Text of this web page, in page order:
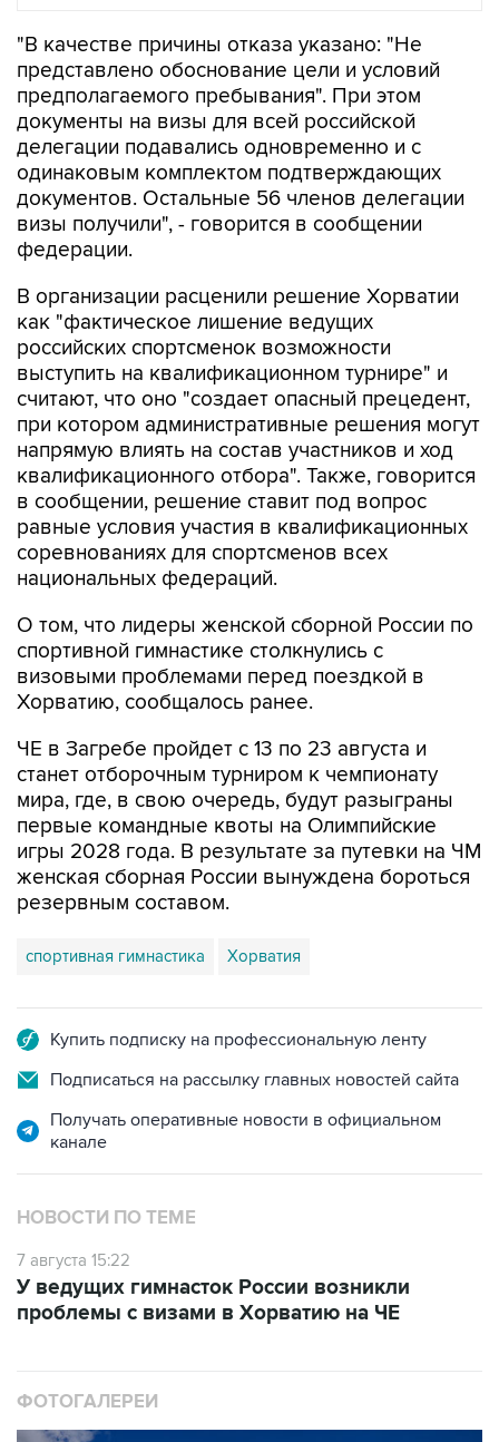
"В качестве причины отказа указано: "Не
представлено обоснование цели и условий
предполагаемого пребывания". При этом
документы на визы для всей российской
делегации подавались одновременно и с
одинаковым комплектом подтверждающих
документов. Остальные 56 членов делегации
визы получили", - говорится в сообщении
федерации.
В организации расценили решение Хорватии
как "фактическое лишение ведущих
российских спортсменок возможности
выступить на квалификационном турнире" и
считают, что оно "создает опасный прецедент,
при котором административные решения могут
напрямую влиять на состав участников и ход
квалификационного отбора". Также, говорится
в сообщении, решение ставит под вопрос
равные условия участия в квалификационных
соревнованиях для спортсменов всех
национальных федераций.
О том, что лидеры женской сборной России по
спортивной гимнастике столкнулись с
визовыми проблемами перед поездкой в
Хорватию, сообщалось ранее.
ЧЕ в Загребе пройдет с 13 по 23 августа и
станет отборочным турниром к чемпионату
мира, где, в свою очередь, будут разыграны
первые командные квоты на Олимпийские
игры 2028 года. В результате за путевки на ЧМ
женская сборная России вынуждена бороться
резервным составом.
спортивная гимнастика Хорватия
Купить подписку на профессиональную ленту
Подписаться на рассылку главных новостей сайта
Получать оперативные новости в официальном
канале
НОВОСТИ ПО ТЕМЕ
7 августа 15:22
У ведущих гимнасток России возникли
проблемы с визами в Хорватию на ЧЕ
ФОТОГАЛЕРЕИ